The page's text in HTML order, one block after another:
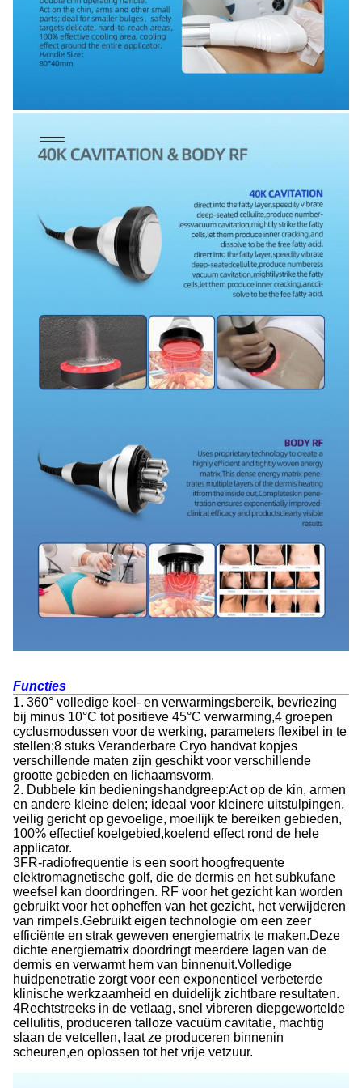
Functies
1. 360° volledige koel- en verwarmingsbereik, bevriezing
bij minus 10°C tot positieve 45°C verwarming,4 groepen
cyclusmodussen voor de werking, parameters flexibel in te
stellen;8 stuks Veranderbare Cryo handvat kopjes
verschillende maten zijn geschikt voor verschillende
grootte gebieden en lichaamsvorm.
2. Dubbele kin bedieningshandgreep:Act op de kin, armen
en andere kleine delen; ideaal voor kleinere uitstulpingen,
veilig gericht op gevoelige, moeilijk te bereiken gebieden,
100% effectief koelgebied,koelend effect rond de hele
applicator.
3FR-radiofrequentie is een soort hoogfrequente
elektromagnetische golf, die de dermis en het subkufane
weefsel kan doordringen. RF voor het gezicht kan worden
gebruikt voor het opheffen van het gezicht, het verwijderen
van rimpels.Gebruikt eigen technologie om een zeer
efficiënte en strak geweven energiematrix te maken.Deze
dichte energiematrix doordringt meerdere lagen van de
dermis en verwarmt hem van binnenuit.Volledige
huidpenetratie zorgt voor een exponentieel verbeterde
klinische werkzaamheid en duidelijk zichtbare resultaten.
4Rechtstreeks in de vetlaag, snel vibreren diepgewortelde
cellulitis, produceren talloze vacuüm cavitatie, machtig
slaan de vetcellen, laat ze produceren binnenin
scheuren,en oplossen tot het vrije vetzuur.